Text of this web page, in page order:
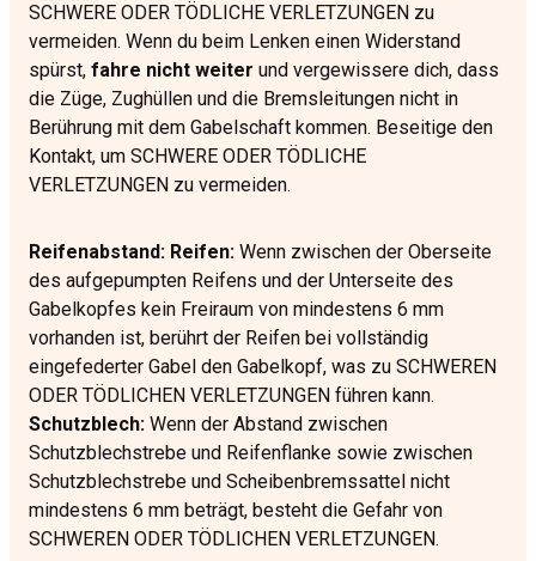
SCHWERE ODER TÖDLICHE VERLETZUNGEN zu
vermeiden. Wenn du beim Lenken einen Widerstand
spürst, fahre nicht weiter und vergewissere dich, dass
die Züge, Zughüllen und die Bremsleitungen nicht in
Berührung mit dem Gabelschaft kommen. Beseitige den
Kontakt, um SCHWERE ODER TÖDLICHE
VERLETZUNGEN zu vermeiden.
Reifenabstand: Reifen: Wenn zwischen der Oberseite
des aufgepumpten Reifens und der Unterseite des
Gabelkopfes kein Freiraum von mindestens 6 mm
vorhanden ist, berührt der Reifen bei vollständig
eingefederter Gabel den Gabelkopf, was zu SCHWEREN
ODER TÖDLICHEN VERLETZUNGEN führen kann.
Schutzblech: Wenn der Abstand zwischen
Schutzblechstrebe und Reifenflanke sowie zwischen
Schutzblechstrebe und Scheibenbremssattel nicht
mindestens 6 mm beträgt, besteht die Gefahr von
SCHWEREN ODER TÖDLICHEN VERLETZUNGEN.